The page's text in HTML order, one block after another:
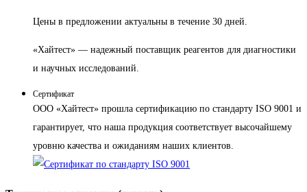
Цены в предложении актуальны в течение 30 дней.
«Хайтест» — надежный поставщик реагентов для диагностики
и научных исследований.
Сертификат
ООО «Хайтест» прошла сертификацию по стандарту ISO 9001 и
гарантирует, что наша продукция соответствует высочайшему
уровню качества и ожиданиям наших клиентов.